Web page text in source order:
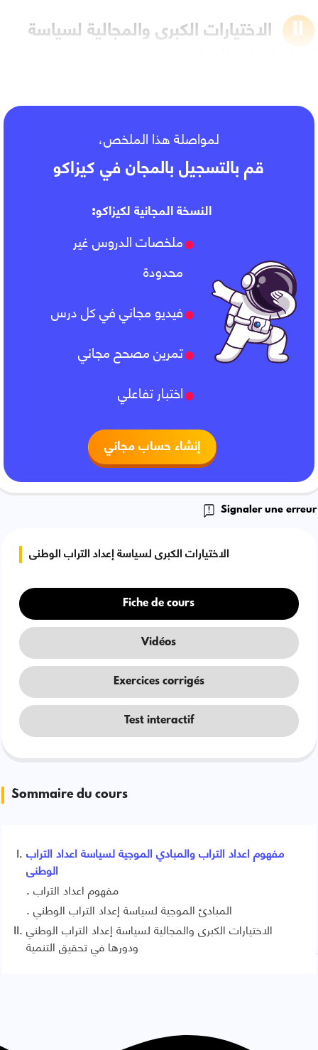
الاختيارات الكبرى والمجالية لسياسة
لمواصلة هذا الملخص،
قم بالتسجيل بالمجان في كيزاكو
النسخة المجانية لكيزاكو:
ملخصات الدروس غير
محدودة
فيديو مجاني في كل درس
تمرين مصحح مجاني
اختبار تفاعلي
إنشاء حساب مجاني
Signaler une erreur
الاختيارات الكبرى لسياسة إعداد التراب الوطنى
Fiche de cours
Vidéos
Exercices corrigés
Test interactif
Sommaire du cours
مفهوم اعداد التراب والمبادي الموجية لسياسة اعداد التراب
الوطنى
مفهوم اعداد التراب
المبادئ الموجية لسياسة إعداد التراب الوطني
الاختيارات الكبرى والمجالية لسياسة إعداد التراب الوطني
ودورها في تحقيق التنمية